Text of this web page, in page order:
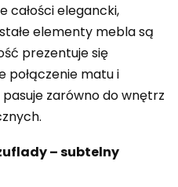
całości elegancki,
elementy mebla są
prezentuje się
połączenie matu i
pasuje zarówno do wnętrz
– subtelny